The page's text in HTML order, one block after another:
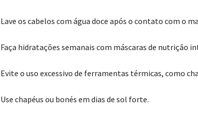
Lave os cabelos com água doce após o contato com o
Faça hidratações semanais com máscaras de nutrição
Evite o uso excessivo de ferramentas térmicas, como
Use chapéus ou bonés em dias de sol forte.